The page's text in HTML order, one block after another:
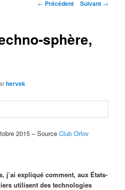
Navigation
← Précédent Suivant →
sphère,
hervek
2015 – SourceClub Orlov
j’ai expliqué comment, aux États-
utilisent des technologies